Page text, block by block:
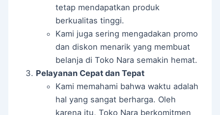
tetap mendapatkan produk
berkualitas tinggi.
Kami juga sering mengadakan promo
dan diskon menarik yang membuat
belanja di Toko Nara semakin hemat.
Pelayanan Cepat dan Tepat
Kami memahami bahwa waktu adalah
hal yang sangat berharga. Oleh
karena itu, Toko Nara berkomitmen